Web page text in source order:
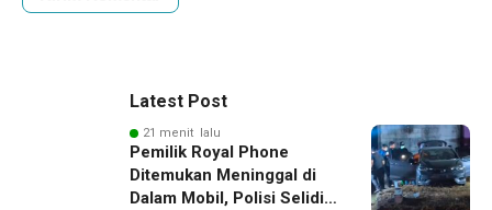
Latest Post
21 menit lalu
Pemilik Royal Phone
Ditemukan Meninggal di
Dalam Mobil, Polisi Selidiki